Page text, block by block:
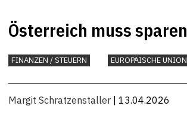
Österreich muss sparen
FINANZEN / STEUERN
EUROPÄISCHE UNION
Margit Schratzenstaller | 13.04.2026